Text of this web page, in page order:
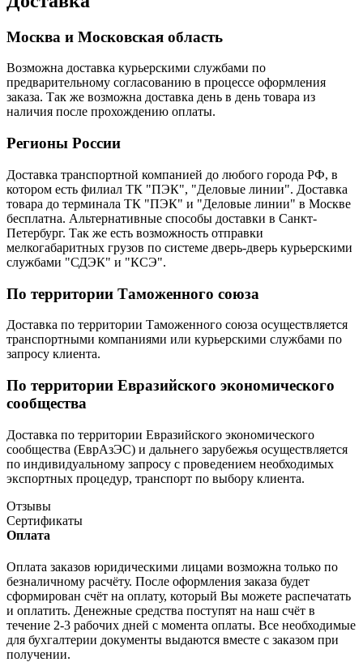
Москва и Московская область
Возможна доставка курьерскими службами по
предварительному согласованию в процессе оформления
заказа. Так же возможна доставка день в день товара из
наличия после прохождению оплаты.
Регионы России
Доставка транспортной компанией до любого города РФ, в
котором есть филиал ТК "ПЭК", "Деловые линии". Доставка
товара до терминала ТК "ПЭК" и "Деловые линии" в Москве
бесплатна. Альтернативные способы доставки в Санкт-
Петербург. Так же есть возможность отправки
мелкогабаритных грузов по системе дверь-дверь курьерскими
службами "СДЭК" и "КСЭ".
По территории Таможенного союза
Доставка по территории Таможенного союза осуществляется
транспортными компаниями или курьерскими службами по
запросу клиента.
По территории Евразийского экономического
сообщества
Доставка по территории Евразийского экономического
сообщества (ЕврАзЭС) и дальнего зарубежья осуществляется
по индивидуальному запросу с проведением необходимых
экспортных процедур, транспорт по выбору клиента.
Отзывы
Сертификаты
Оплата
Оплата заказов юридическими лицами возможна только по
безналичному расчёту. После оформления заказа будет
сформирован счёт на оплату, который Вы можете распечатать
и оплатить. Денежные средства поступят на наш счёт в
течение 2-3 рабочих дней с момента оплаты. Все необходимые
для бухгалтерии документы выдаются вместе с заказом при
получении.